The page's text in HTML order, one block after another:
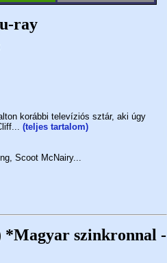
ray
korábbi televíziós sztár, aki úgy
(teljes tartalom)
Scoot McNairy...
*Magyar szinkronnal -